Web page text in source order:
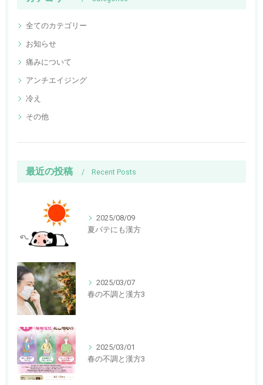
全てのカテゴリー
お知らせ
痛みについて
アンチエイジング
冷え
その他
最近の投稿 Recent Posts
2025/08/09
夏バテにも漢方
2025/03/07
春の不調と漢方3
2025/03/01
春の不調と漢方3